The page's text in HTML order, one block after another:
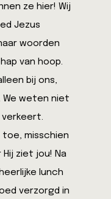
ze hier! Wij
Jezus
woorden
van hoop.
bij ons,
We weten niet
verkeert.
toe, misschien
ziet jou! Na
lunch
verzorgd in